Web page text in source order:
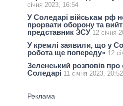
січня 2023, 16:54
У Соледарі військам рф
прорвати оборону та
представник ЗСУ 12 січня
У кремлі заявили, що у
робота ще попереду» 12
Зеленський розповів про
Соледарі 11 січня 2023, 20:52